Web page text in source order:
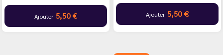
Ajouter 5,50 € Ajouter 5,50 €